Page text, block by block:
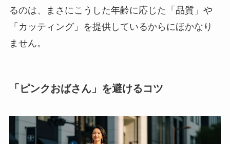
るのは、まさにこうした年齢に応じた「品質」や
「カッティング」を提供しているからにほかなり
ません。
「ピンクおばさん」を避けるコツ